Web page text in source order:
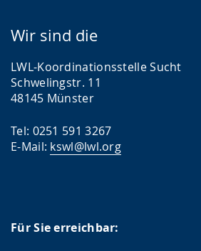
Wir sind die
LWL-Koordinationsstelle Sucht
Schwelingstr. 11
48145 Münster
Tel: 0251 591 3267
E-Mail: kswl@lwl.org
Für Sie erreichbar: